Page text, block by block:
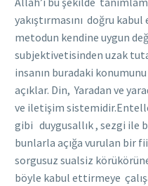
yakıştırmasını doğru
metodun kendine uygun
subjektivetisinden uzak
insanın buradaki
açıklar. Din, Yaradan ve
ve iletişim
gibi duygusallık , sezgi ile
bunlarla açığa vurulan bir
sorgusuz sualsiz
böyle kabul ettirmeye